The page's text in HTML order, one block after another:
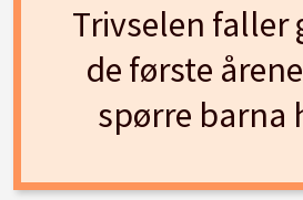
Trivselen faller
de første
spørre barna